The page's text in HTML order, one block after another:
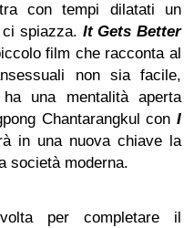
con tempi dilatati un
ci spiazza. It Gets Better
film che racconta al
non sia facile,
una mentalità aperta
Chantarangkul con I
in una nuova chiave la
società moderna.
per completare il